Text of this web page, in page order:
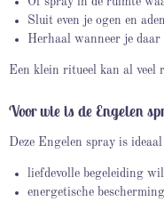
Sluit even je ogen en
Herhaal wanneer je daar
Een klein ritueel kan al veel
Voor wie is de Engelen
Deze Engelen spray is
liefdevolle begeleiding
energetische